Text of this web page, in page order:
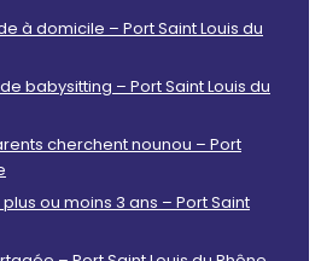
à domicile – Port Saint Louis du
babysitting – Port Saint Louis du
cherchent nounou – Port
ou moins 3 ans – Port Saint